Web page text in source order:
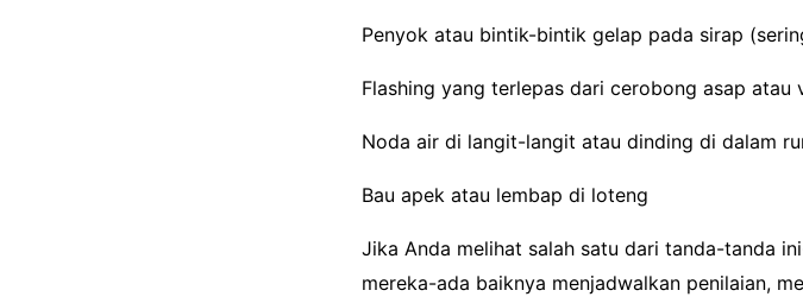
Penyok atau bintik-bintik gelap pada sirap
Flashing yang terlepas dari cerobong asap atau
Noda air di langit-langit atau dinding di dalam
Bau apek atau lembap di loteng
Jika Anda melihat salah satu dari tanda-tanda
mereka-ada baiknya menjadwalkan penilaian,